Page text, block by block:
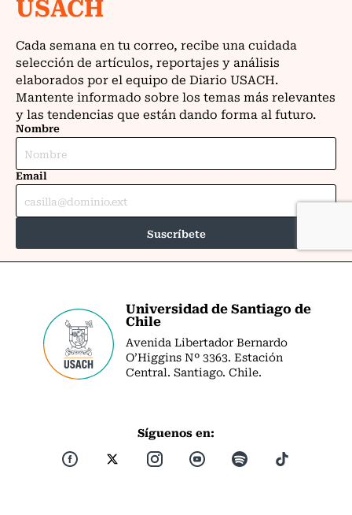
Universidad de Santiago de
Chile
Avenida Libertador Bernardo
O’Higgins Nº 3363. Estación
Central. Santiago. Chile.
Síguenos en: